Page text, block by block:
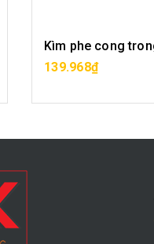
139.968₫
MUA HÀNG